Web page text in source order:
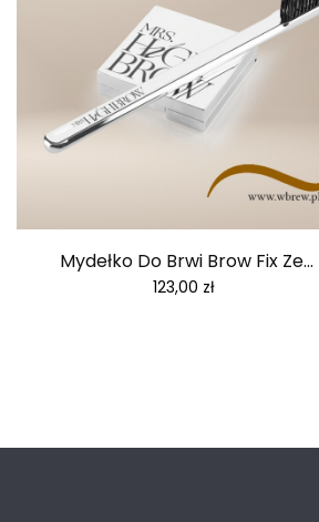
Mydełko Do Brwi Brow Fix Ze...
Cena
123,00 zł